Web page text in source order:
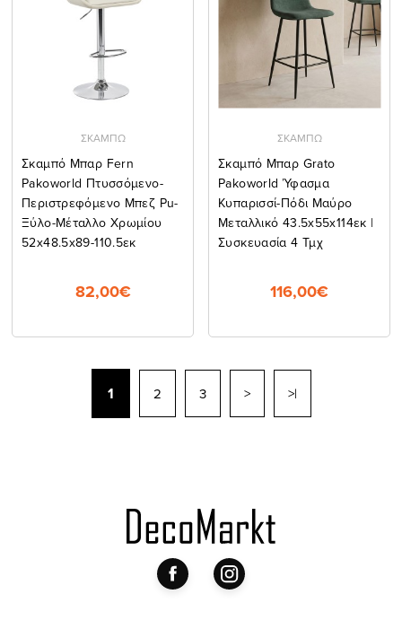
ΣΚΑΜΠΩ
Σκαμπό Μπαρ Fern
Pakoworld Πτυσσόμενο-
Περιστρεφόμενο Μπεζ Pu-
Ξύλο-Μέταλλο Χρωμίου
52x48.5x89-110.5εκ
82,00€
ΣΚΑΜΠΩ
Σκαμπό Μπαρ Grato
Pakoworld Ύφασμα
Κυπαρισσί-Πόδι Μαύρο
Μεταλλικό 43.5x55x114εκ |
Συσκευασία 4 Τμχ
116,00€
1 2 3 > >|